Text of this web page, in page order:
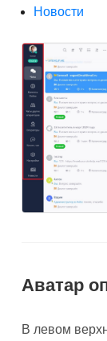
Новости
Аватар
В левом